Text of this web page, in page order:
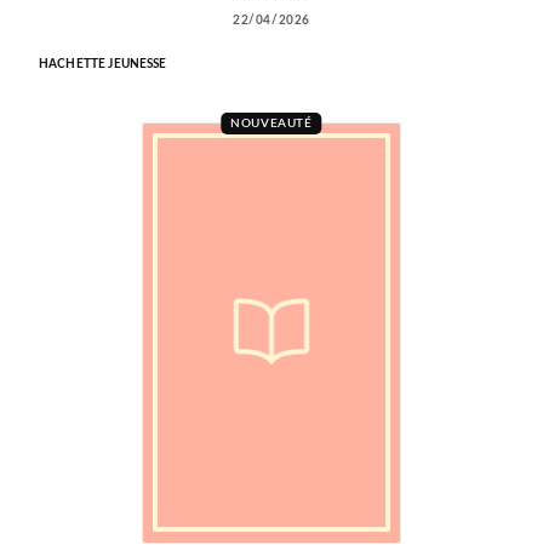
22/04/2026
HACHETTE JEUNESSE
NOUVEAUTÉ